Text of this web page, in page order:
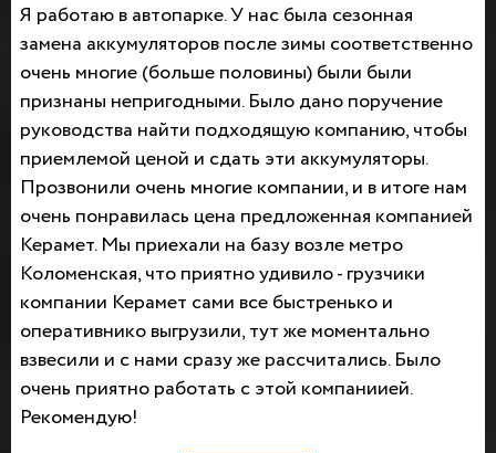
Я работаю в автопарке. У нас была сезонная
замена аккумуляторов после зимы соответственно
очень многие (больше половины) были были
признаны непригодными. Было дано поручение
руководства найти подходящую компанию, чтобы
приемлемой ценой и сдать эти аккумуляторы.
Прозвонили очень многие компании, и в итоге нам
очень понравилась цена предложенная компанией
Керамет. Мы приехали на базу возле метро
Коломенская, что приятно удивило - грузчики
компании Керамет сами все быстренько и
оперативнико выгрузили, тут же моментально
взвесили и с нами сразу же рассчитались. Было
очень приятно работать с этой компаниией.
Рекомендую!